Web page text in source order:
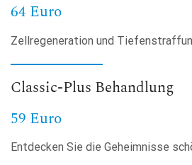
64 Euro
Zellregeneration und
Classic-Plus Behandlung
59 Euro
Entdecken Sie die Geheimnisse